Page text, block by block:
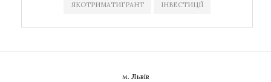
ЯКОТРИМАТИГРАНТ ІНВЕСТИЦІЇ
м. Львів